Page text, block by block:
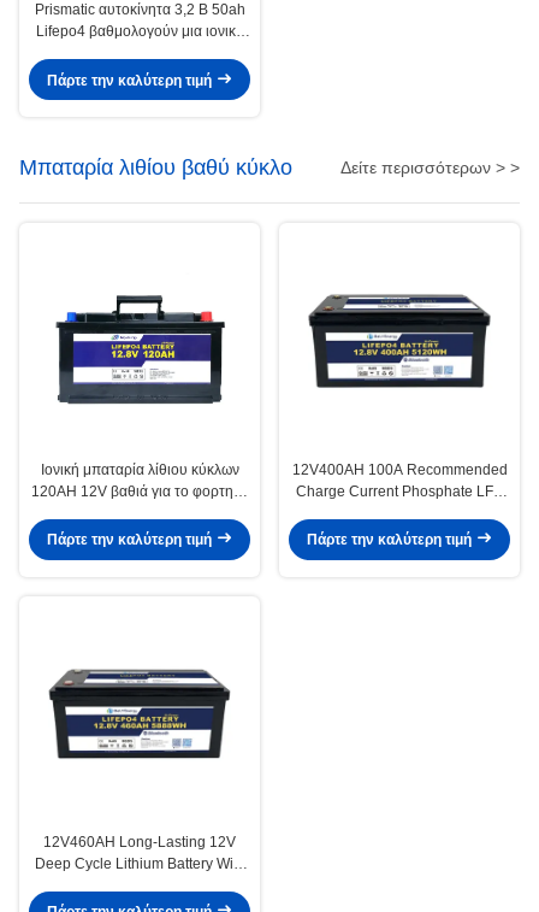
Prismatic αυτοκίνητα 3,2 Β 50ah
Lifepo4 βαθμολογούν μια ιονική
χρησιμοποιείται στα αυτοκίνητα
Πάρτε την καλύτερη τιμή
Μπαταρία λιθίου βαθύ κύκλο Δείτε περισσότερων > >
Ιονική μπαταρία λίθιου κύκλων
120AH 12V βαθιά για το φορτηγό
Πάρτε την καλύτερη τιμή
12V400AH 100A Recommended
Charge Current Phosphate LFP
Performance
Πάρτε την καλύτερη τιμή
12V460AH Long-Lasting 12V
Deep Cycle Lithium Battery With
Impedance